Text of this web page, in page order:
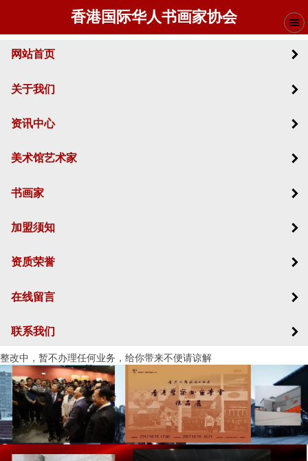
香港国际华人书画家协会
网站首页
关于我们
资讯中心
美术馆艺术家
书画家
加盟须知
资质荣誉
在线留言
联系我们
整改中，暂不办理任何业务，给你带来不便请谅解